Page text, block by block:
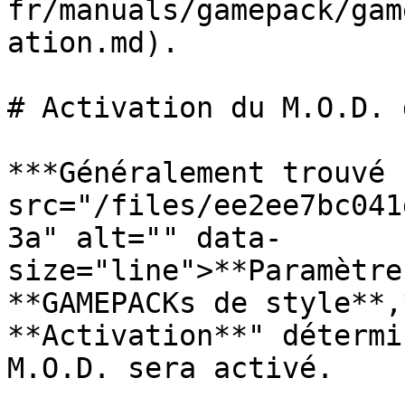
fr/manuals/gamepack/
ation.md).
# Activation du
***Généralement trouvé
src="/files/
3a" alt="" data-
**GAMEPACKs de
**Activation**"
M.O.D. sera activé.